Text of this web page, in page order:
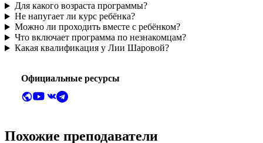
Для какого возраста программы?
Не напугает ли курс ребёнка?
Можно ли проходить вместе с ребёнком?
Что включает программа по незнакомцам?
Какая квалификация у Лии Шаровой?
Официальные ресурсы
Похожие преподаватели